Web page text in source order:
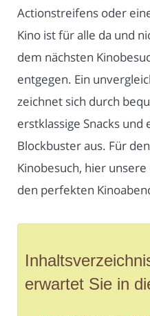
Actionstreifens oder
Kino ist für alle da und
dem nächsten
entgegen. Ein
zeichnet sich durch
erstklassige Snacks
Blockbuster aus. Für
Kinobesuch, hier
den perfekten
erwartet Sie in